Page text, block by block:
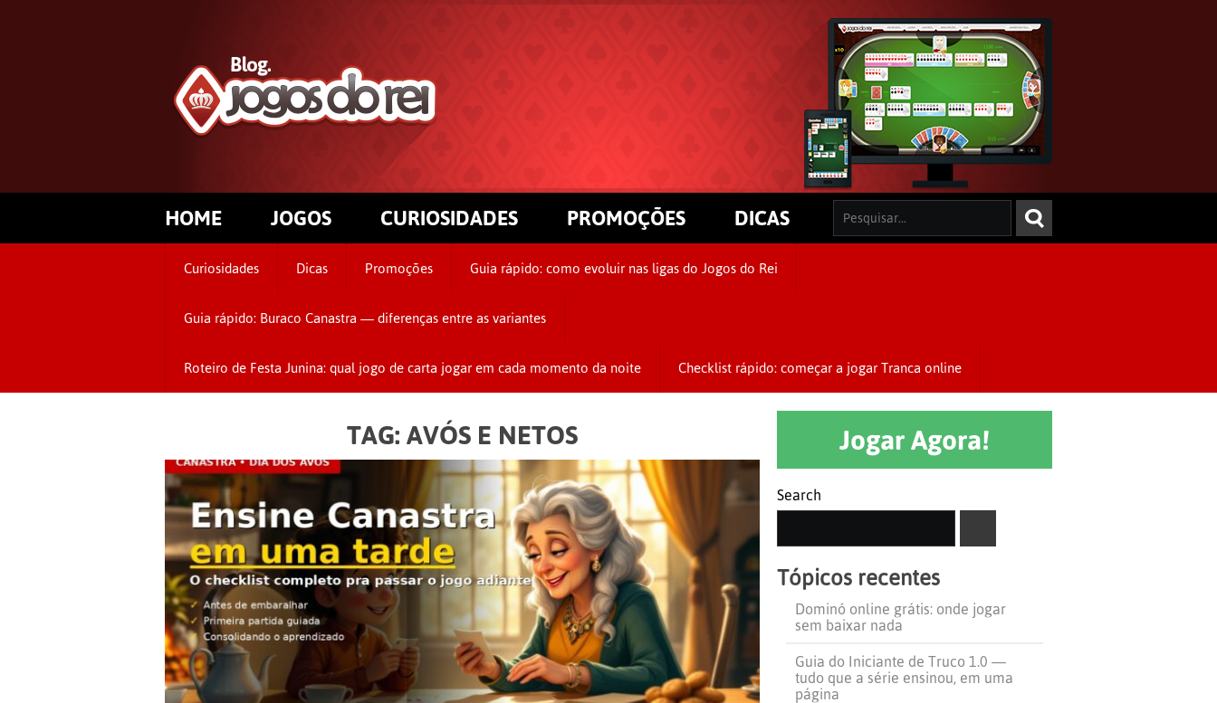
HOME JOGOS CURIOSIDADES PROMOÇÕES DICAS
Curiosidades Dicas Promoções Guia rápido: como evoluir nas ligas do Jogos do Rei
Guia rápido: Buraco Canastra — diferenças entre as variantes
Roteiro de Festa Junina: qual jogo de carta jogar em cada momento da noite Checklist rápido: começar a jogar Tranca online
TAG: AVÓS E NETOS Jogar Agora!
Search
Tópicos recentes
Dominó online grátis: onde jogar
sem baixar nada
Guia do Iniciante de Truco 1.0 —
tudo que a série ensinou, em uma
página